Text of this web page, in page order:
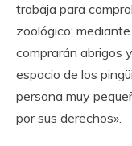
trabaja para
zoológico;
comprarán abrigos
espacio de los
persona muy
por sus derechos».